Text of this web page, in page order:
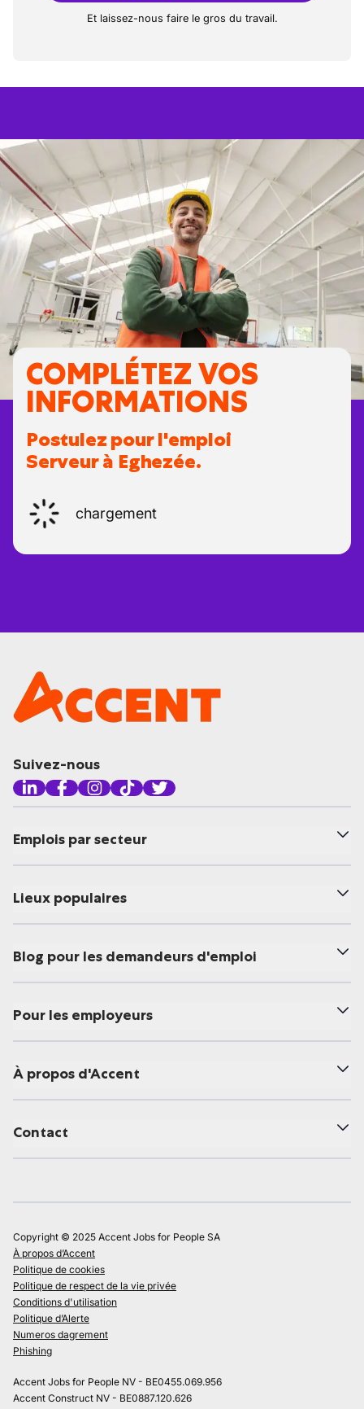
Et laissez-nous faire le gros du travail.
COMPLÉTEZ VOS
INFORMATIONS
Postulez pour l'emploi
Serveur à Eghezée.
chargement
Suivez-nous
Emplois par secteur
Lieux populaires
Blog pour les demandeurs d'emploi
Pour les employeurs
À propos d'Accent
Contact
Copyright © 2025 Accent Jobs for People SA
À propos d’Accent
Politique de cookies
Politique de respect de la vie privée
Conditions d'utilisation
Politique d’Alerte
Numeros dagrement
Phishing
Accent Jobs for People NV - BE0455.069.956
Accent Construct NV - BE0887.120.626